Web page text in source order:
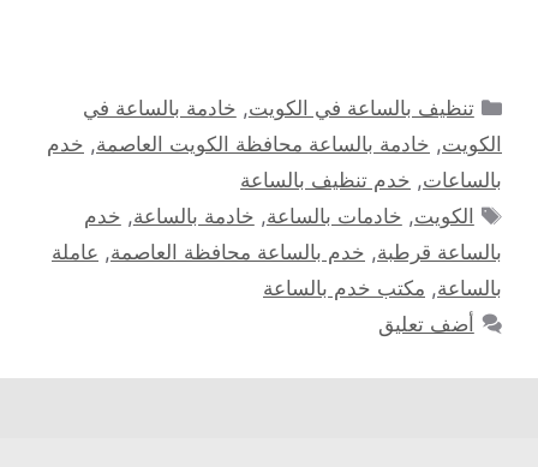
التصنيفات
تنظيف بالساعة في الكويت, خادمة بالساعة في
الكويت, خادمة بالساعة محافظة الكويت العاصمة, خدم
بالساعات, خدم تنظيف بالساعة
الوسوم
الكويت, خادمات بالساعة, خادمة بالساعة, خدم
بالساعة قرطبة, خدم بالساعة محافظة العاصمة, عاملة
بالساعة, مكتب خدم بالساعة
أضف تعليق